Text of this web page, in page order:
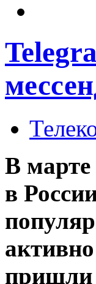
В марте
в
пришли